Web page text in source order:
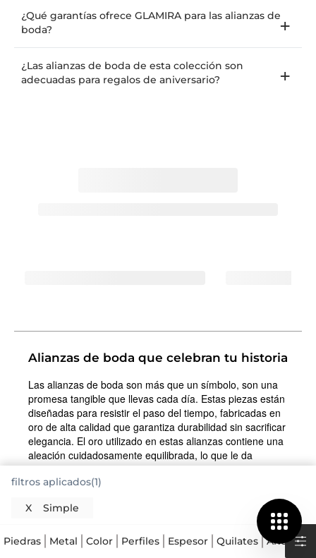
¿Qué garantías ofrece GLAMIRA para las alianzas de
boda?
¿Las alianzas de boda de esta colección son
adecuadas para regalos de aniversario?
Alianzas de boda que celebran tu historia
Las alianzas de boda son más que un símbolo, son una
promesa tangible que llevas cada día. Estas piezas están
diseñadas para resistir el paso del tiempo, fabricadas en
oro de alta calidad que garantiza durabilidad sin sacrificar
elegancia. El oro utilizado en estas alianzas contiene una
aleación cuidadosamente equilibrada, lo que le da
resistencia a los golpes y al desgaste diario. A diferencia
de otros metales, el oro no se oxida ni pierde su brillo con
facilidad, manteniendo su calidez y luminosidad a lo largo
de los años. Lo que las hace especiales es su
construcción sólida, sin uniones visibles, lo que asegura
que no se debiliten con el uso constante. Son piezas
filtros aplicados(1)
X Simple
Piedras Metal Color Perfiles Espesor Quilates Ancho